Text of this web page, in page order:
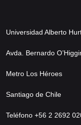
Universidad Alberto
Avda. Bernardo
Metro Los Héroes
Santiago de Chile
Teléfono +56 2 2692